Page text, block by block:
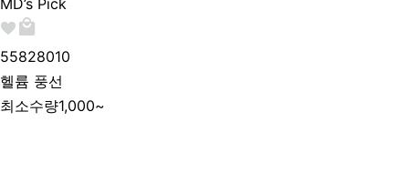
55828010
헬륨 풍선
최소수량1,000~